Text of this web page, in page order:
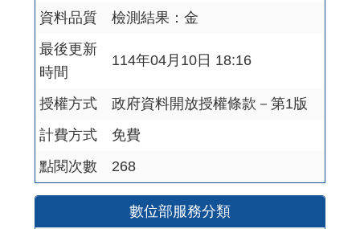
數位部服務分類
資料品質
檢測結果：金
最後更新
時間
114年04月10日 18:16
授權方式
政府資料開放授權條款－第1版
計費方式
免費
點閱次數
268